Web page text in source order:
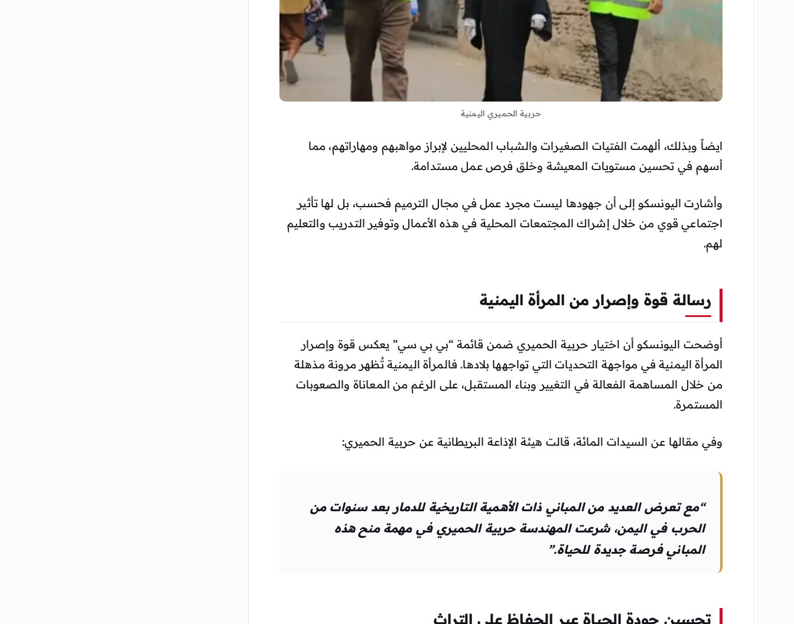
حربية الحميري اليمنية
ايضاً وبذلك، ألهمت الفتيات الصغيرات والشباب المحليين لإبراز مواهبهم ومهاراتهم، مما
أسهم في تحسين مستويات المعيشة وخلق فرص عمل مستدامة.
وأشارت اليونسكو إلى أن جهودها ليست مجرد عمل في مجال الترميم فحسب، بل لها تأثير
اجتماعي قوي من خلال إشراك المجتمعات المحلية في هذه الأعمال وتوفير التدريب والتعليم
لهم.
رسالة قوة وإصرار من المرأة اليمنية
أوضحت اليونسكو أن اختيار حربية الحميري ضمن قائمة “بي بي سي” يعكس قوة وإصرار
المرأة اليمنية في مواجهة التحديات التي تواجهها بلادها. فالمرأة اليمنية تُظهر مرونة مذهلة
من خلال المساهمة الفعالة في التغيير وبناء المستقبل، على الرغم من المعاناة والصعوبات
المستمرة.
وفي مقالها عن السيدات المائة، قالت هيئة الإذاعة البريطانية عن حربية الحميري:
“مع تعرض العديد من المباني ذات الأهمية التاريخية للدمار بعد سنوات من
الحرب في اليمن، شرعت المهندسة حربية الحميري في مهمة منح هذه
المباني فرصة جديدة للحياة.”
تحسين جودة الحياة عبر الحفاظ على التراث